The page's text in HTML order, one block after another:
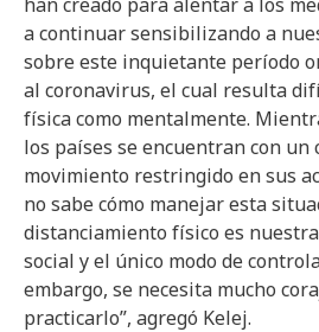
a continuar sensibilizando a
sobre este inquietante período
al coronavirus, el cual resulta
física como mentalmente.
los países se encuentran con
movimiento restringido en sus
no sabe cómo manejar esta
distanciamiento físico es
social y el único modo de
embargo, se necesita mucho
practicarlo”, agregó Kelej.